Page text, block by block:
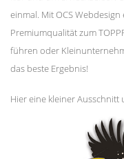
einmal. Mit OCS
Premiumqualität zum
führen oder
das beste Ergebnis!
Hier eine kleiner